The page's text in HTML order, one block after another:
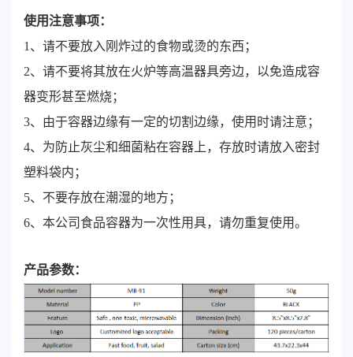
使用注意事项：
1、请不要放入刚炸过的食物或烫的东西；
2、请不要将其放在火炉等高温器具旁边，以免造成容
器变形甚至燃烧；
3、由于容器边缘有一定的切割边缘，使用时请注意；
4、为防止灰尘和细菌粘在容器上，存放时请放入密封
塑料袋内；
5、不要存放在潮湿的地方；
6、本公司食品容器为一次性用具，请勿重复使用。
产品参数：